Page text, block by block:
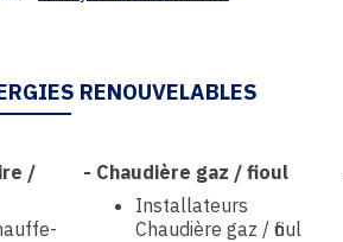
RENOUVELABLES
/
- Chaudière gaz / fioul
Installateurs
Chaudière gaz / fioul